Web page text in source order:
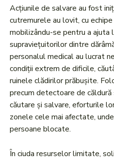
Acțiunile de salvare au fost
cutremurele au lovit, cu
mobilizându-se pentru a ajuta
supraviețuitorilor dintre
personalul medical au lucrat
condiții extrem de dificile,
ruinele clădirilor prăbușite.
precum detectoare de căldură
căutare și salvare, eforturile
zonele cele mai afectate,
persoane blocate.
În ciuda resurselor limitate,